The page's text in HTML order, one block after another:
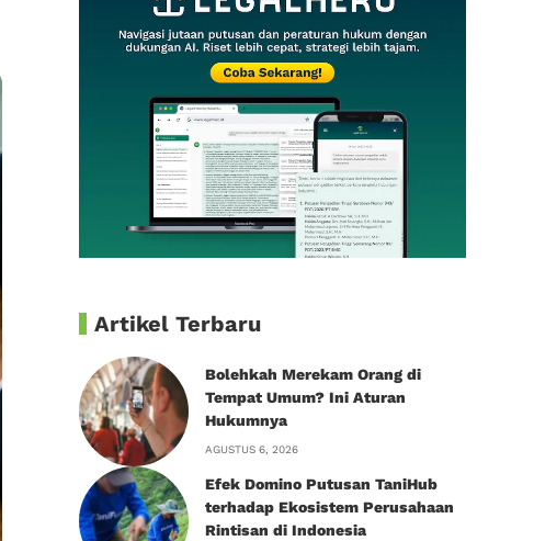
Artikel Terbaru
Bolehkah Merekam Orang di
Tempat Umum? Ini Aturan
Hukumnya
AGUSTUS 6, 2026
Efek Domino Putusan TaniHub
terhadap Ekosistem Perusahaan
Rintisan di Indonesia